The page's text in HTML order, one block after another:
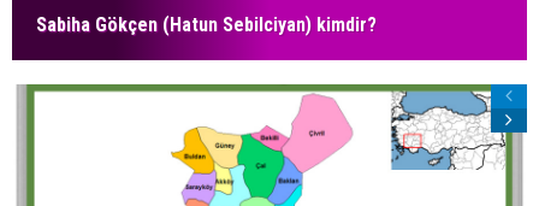
Sabiha Gökçen (Hatun Sebilciyan) kimdir?